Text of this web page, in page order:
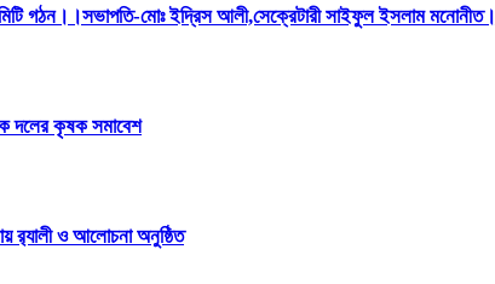
গঠন।।সভাপতি-মোঃ ইদ্রিস আলী,সেক্রেটারী সাইফুল ইসলাম মনোনীত।
দলের কৃষক সমাবেশ
র‍্যালী ও আলোচনা অনুষ্ঠিত